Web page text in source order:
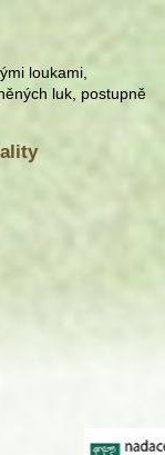
loukami,
luk, postupně